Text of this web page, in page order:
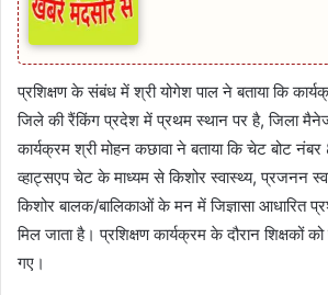
प्रशिक्षण के संबंध में श्री योगेश पाल ने बताया कि
जिले की रैंकिंग प्रदेश में प्रथम स्थान पर है, जिला
कार्यक्रम श्री मोहन कछावा ने बताया कि चेट बोट
व्हाट्सएप चेट के माध्यम से किशोर स्वास्थ्य, प्रजनन
किशोर बालक/बालिकाओं के मन में जिज्ञासा आधारित
मिल जाता है। प्रशिक्षण कार्यक्रम के दौरान शिक्षकों
गए।